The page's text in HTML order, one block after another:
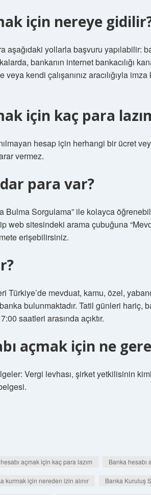
için nereye
aşağıdaki yollarla başvuru yapılabilir:
bankanın internet bankacılığı
kendi çalışanınız aracılığıyla imza
için kaç para
hesap için herhangi bir ücret
vermez.
para var?
Bulma Sorgulama” ile kolayca
web sitesindeki arama çubuğuna
erişebilirsiniz.
Türkiye’de mevduat, kamu, özel,
bulunmaktadır. Tatil günleri hariç,
saatleri arasında açıktır.
açmak için ne
Vergi levhası, şirket yetkilisinin
açmak için kaç para lazım Banka hesabı
kurmak için nereden izin alınır Banka Kuruluş